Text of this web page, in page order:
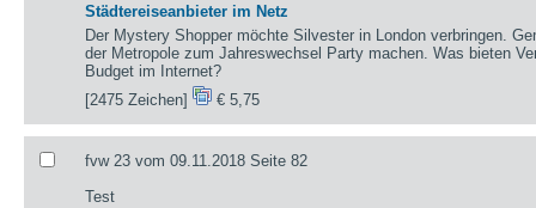
Städtereiseanbieter im Netz
Der Mystery Shopper möchte Silvester in London verbringen.
der Metropole zum Jahreswechsel Party machen. Was bieten
Budget im Internet?
[2475 Zeichen]
€ 5,75
fvw 23 vom 09.11.2018 Seite 82
Test